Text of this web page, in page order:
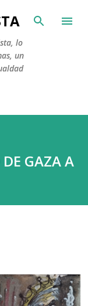
lo
un
GAZA A